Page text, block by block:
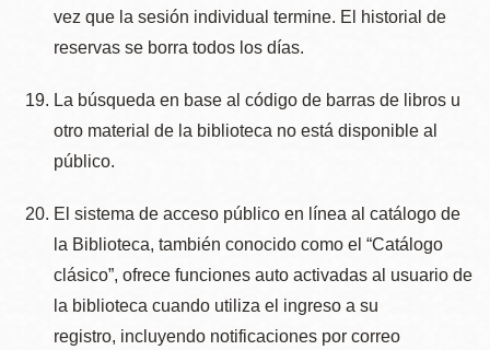
vez que la sesión individual termine. El historial de
reservas se borra todos los dí­as.
La búsqueda en base al código de barras de libros u
otro material de la biblioteca no está disponible al
público.
El sistema de acceso público en lí­nea al catálogo de
la Biblioteca, también conocido como el “Catálogo
clásico”, ofrece funciones auto activadas al usuario de
la biblioteca cuando utiliza el ingreso a su
registro, incluyendo notificaciones por correo